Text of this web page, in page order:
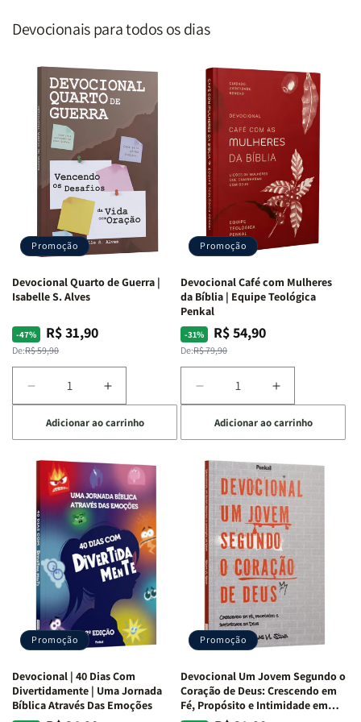
Devocionais para todos os dias
Promoção
Devocional Quarto de Guerra |
Isabelle S. Alves
-47%
Preço
normal
De:R$ 59,90
Preço
promocional
R$ 31,90
Diminuir
a
quantidade
de
Devocional
Quarto
de
Guerra
Isabelle
S.
Alves
Aumentar
a
quantidade
de
Devocional
Quarto
de
Guerra
|
Isabelle
S.
Alves
Adicionar ao carrinho
Promoção
Devocional Café com Mulheres
da Bíblia | Equipe Teológica
Penkal
-31%
Preço
normal
De:R$ 79,90
Preço
promocional
R$ 54,90
Diminuir
a
quantidade
de
Devocional
Café
com
Mulheres
da
Bíblia
Equipe
Teológica
Penkal
Aumentar
a
quantidade
de
Devocional
Café
com
Mulheres
da
Bíblia
|
Equipe
Teológica
Penkal
Adicionar ao carrinho
Promoção
Devocional | 40 Dias Com
Divertidamente | Uma Jornada
Bíblica Através Das Emoções
Promoção
Devocional Um Jovem Segundo o
Coração de Deus: Crescendo em
Fé, Propósito e Intimidade em